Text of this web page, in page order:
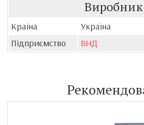
Виробник
Країна
Україна
Підприємство
ВНД